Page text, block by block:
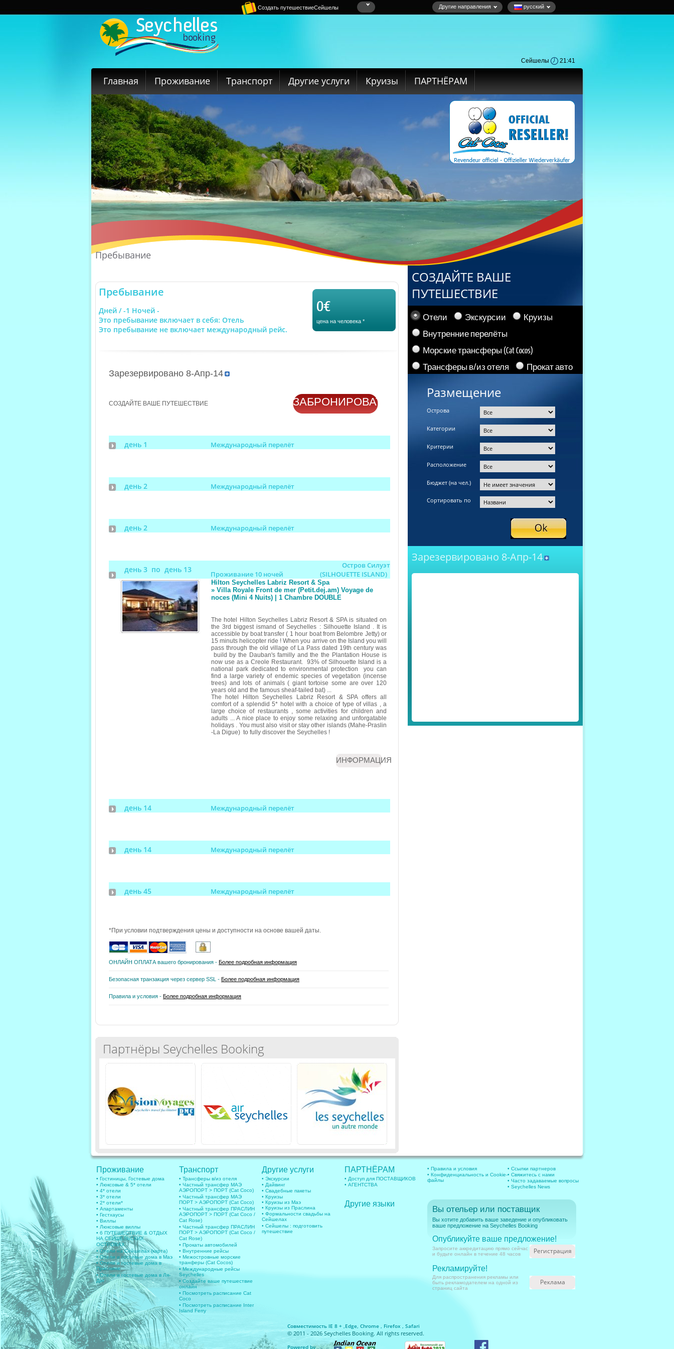
Создать путешествиеСейшелы Другие направления русский
Сейшелы 21:41
Главная Проживание Транспорт Другие услуги Круизы ПАРТНЁРАМ
Пребывание
Пребывание
Дней / -1 Ночей -
Это пребывание включает в себя: Отель
Это пребывание не включает международный рейс.
0€
цена на человека *
Зарезервировано 8-Апр-14
СОЗДАЙТЕ ВАШЕ ПУТЕШЕСТВИЕ ЗАБРОНИРОВАТЬ
день 1 Международный перелёт
день 2 Международный перелёт
день 2 Международный перелёт
день 3 по день 13 Проживание 10 ночей
Остров Силуэт
(SILHOUETTE ISLAND)
Hilton Seychelles Labriz Resort & Spa
» Villa Royale Front de mer (Petit.dej.am) Voyage de
noces (Mini 4 Nuits) | 1 Chambre DOUBLE
The hotel Hilton Seychelles Labriz Resort & SPA is situated on
the 3rd biggest ismand of Seychelles : Silhouette Island . It is
accessible by boat transfer ( 1 hour boat from Belombre Jetty) or
15 minuts helicopter ride ! When you arrive on the Island you will
pass through the old village of La Pass dated 19th century was
build by the Dauban's familly and the the Plantation House is
now use as a Creole Restaurant. 93% of Silhouette Island is a
national park dedicated to environmental protection you can
find a large variety of endemic species of vegetation (incense
trees) and lots of animals ( giant tortoise some are over 120
years old and the famous sheaf-tailed bat) ...
The hotel Hilton Seychelles Labriz Resort & SPA offers all
comfort of a splendid 5* hotel with a choice of type of villas , a
large choice of restaurants , some activities for children and
adults ... A nice place to enjoy some relaxing and unforgatable
holidays . You must also visit or stay other islands (Mahe-Praslin
-La Digue) to fully discover the Seychelles !
ИНФОРМАЦИЯ
день 14 Международный перелёт
день 14 Международный перелёт
день 45 Международный перелёт
*При условии подтверждения цены и доступности на основе вашей даты.
ОНЛАЙН ОПЛАТА вашего бронирования - Более подробная информация
Безопасная транзакция через сервер SSL - Более подробная информация
Правила и условия - Более подробная информация
Партнёры Seychelles Booking
СОЗДАЙТЕ ВАШЕ
ПУТЕШЕСТВИЕ
Отели Экскурсии
Круизы
Внутренние перелёты
Морские трансферы (Cat Cocos)
Трансферы в/из отеля
Прокат авто
Размещение
Острова
Категории
Критерии
Расположение
Бюджет (на чел.)
Сортировать по
Зарезервировано 8-Апр-14
Проживание
• Гостиницы, Гостевые дома
• Люксовые & 5* отели
• 4* отели
• 3* отели
• 2* отели*
• Апартаменты
• Гестхаусы
• Виллы
• Люксовые виллы
• 6 ПУТЕШЕСТВИЕ & ОТДЫХ
НА СЕЙШЕЛЬСКИХ
ОСТРОВАХ
• Отели на Сейшелах (карта)
• Отели и гостевые дома в Маэ
• Отели и гостевые дома в
Праслине
• Отели и гостевые дома в Ля-
Диг
Транспорт
• Трансферы в/из отеля
• Частный трансфер МАЭ
АЭРОПОРТ > ПОРТ (Cat Coco)
• Частный трансфер МАЭ
ПОРТ > АЭРОПОРТ (Cat Coco)
• Частный трансфер ПРАСЛИН
АЭРОПОРТ > ПОРТ (Cat Coco /
Cat Rose)
• Частный трансфер ПРАСЛИН
ПОРТ > АЭРОПОРТ (Cat Coco /
Cat Rose)
• Прокаты автомобилей
• Внутренние рейсы
• Межостровные морские
транферы (Cat Cocos)
• Международные рейсы
Seychelles
• Создайте ваше путешествие
онлайн
• Посмотреть расписание Cat
Coco
• Посмотреть расписание Inter
Island Ferry
Другие услуги
• Экскурсии
• Дайвинг
• Свадебные пакеты
• Круизы
• Круизы из Маэ
• Круизы из Праслина
• Формальности свадьбы на
Сейшелах
• Сейшелы : подготовить
путешествие
ПАРТНЁРАМ
• Доступ для ПОСТАВЩИКОВ
• АГЕНТСТВА
Другие языки
• Правила и условия
• Конфиденциальность и Cookie-
файлы
• Ссылки партнеров
• Свяжитесь с нами
• Часто задаваемые вопросы
• Seychelles News
Вы отельер или поставщик
Вы хотите добавить ваше заведение и опубликовать
ваше предложение на Seychelles Booking
Опубликуйте ваше предложение!
Запросите аккредитацию прямо сейчас
и будьте онлайн в течение 48 часов
Регистрация
Рекламируйте!
Для распространения рекламы или
быть рекламодателем на одной из
страниц сайта
Реклама
Совместимость IE 8 + ,Edge, Chrome , Firefox , Safari
© 2011 - 2026 Seychelles Booking. All rights reserved.
Powered by